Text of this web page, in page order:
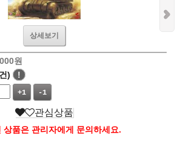
상세보기
원
)
!
+1 -1
관심상품
상품은 관리자에게 문의하세요.